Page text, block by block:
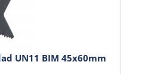
UN11 BIM 45x60mm